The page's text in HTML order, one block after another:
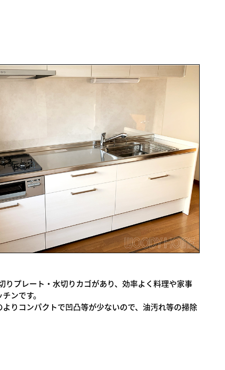
りプレート・水切りカゴがあり、効率よく料理や家事
ンです。
りコンパクトで凹凸等が少ないので、油汚れ等の掃除